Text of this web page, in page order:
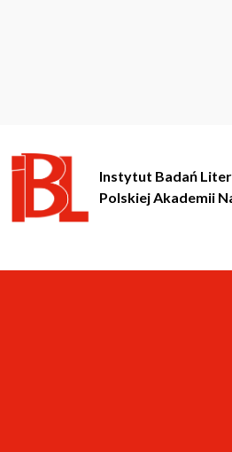
Instytut Badań
Polskiej Akademii
Instytut Badań Literackich Polskiej